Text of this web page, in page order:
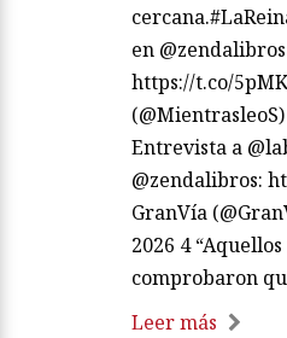
en
https://t.co/
Entrevista a
@zendalibros:
GranVía
2026 4
comprobaron
Leer más